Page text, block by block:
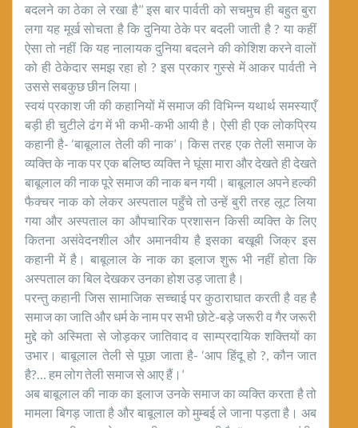
बदलने का ठेका ले रखा है’’ इस बार पार्वती को सचमुच ही बहुत बुरा
लगा यह मूर्ख सोचता है कि दुनिया ठेके पर बदली जाती है ? या कहीं
ऐसा तो नहीं कि यह नालायक दुनिया बदलने की कोशिश करने वालों
को ही ठेकेदार समझ रहा हो ? इस प्रकार गुस्से में आकर पार्वती ने
उससे सबकुछ छीन लिया।
स्वयं प्रकाश जी की कहानियों में समाज की विभिन्न यथार्थ समस्याएँ
बड़ी ही चुटीले ढंग में भी कभी-कभी आयी है। ऐसी ही एक लोकप्रिय
कहानी है- ‘बाबूलाल तेली की नाक’। किस तरह एक तेली समाज के
व्यक्ति के नाक पर एक बलिष्ठ व्यक्ति ने घूंसा मारा और देखते ही देखते
बाबूलाल की नाक पूरे समाज की नाक बन गयी। बाबूलाल अपने हल्की
फैक्चर नाक को लेकर अस्पताल पहुँचे तो उन्हें बुरी तरह लूट लिया
गया और अस्पताल का औपचारिक प्रशासन किसी व्यक्ति के लिए
कितना असंवेदनशील और अमानवीय है इसका बखूबी जिक्र इस
कहानी में है। बाबूलाल के नाक का इलाज शुरू भी नहीं होता कि
अस्पताल का बिल देखकर उनका होश उड़ जाता है।
परन्तु कहानी जिस सामाजिक सच्चाई पर कुठाराघात करती है वह है
समाज का जाति और धर्म के नाम पर सभी छोटे-बड़े जरूरी व गैर जरूरी
मुद्दे को अस्मिता से जोड़कर जातिवाद व साम्प्रदायिक शक्तियों का
उभार। बाबूलाल तेली से पूछा जाता है- ‘आप हिंदू हो ?, कौन जात
है?… हम लोग तेली समाज से आए हैं।’
अब बाबूलाल की नाक का इलाज उनके समाज का व्यक्ति करता है तो
मामला बिगड़ जाता है और बाबूलाल को मुम्बई ले जाना पड़ता है। अब